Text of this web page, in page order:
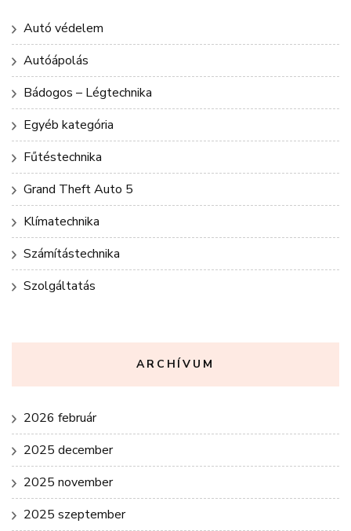
Autó védelem
Autóápolás
Bádogos – Légtechnika
Egyéb kategória
Fűtéstechnika
Grand Theft Auto 5
Klímatechnika
Számítástechnika
Szolgáltatás
ARCHÍVUM
2026 február
2025 december
2025 november
2025 szeptember